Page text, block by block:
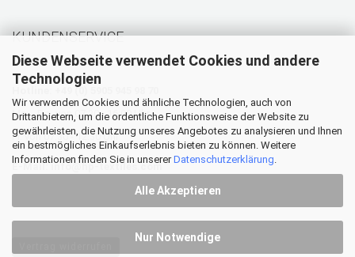
Diese Webseite verwendet Cookies und andere
Technologien
Wir verwenden Cookies und ähnliche Technologien, auch von
Drittanbietern, um die ordentliche Funktionsweise der Website zu
gewährleisten, die Nutzung unseres Angebotes zu analysieren und Ihnen
ein bestmögliches Einkaufserlebnis bieten zu können. Weitere
Informationen finden Sie in unsererDatenschutzerklärung
Alle Akzeptieren
Nur Notwendige
KUNDENSERVICE
Hotline: +49 (0) 5905 945 98 70
Mo. - Do. von 07:30 - 16:00 Uhr
Fr. von 07:30 - 12:30 Uhr
E-Mail:info@hp-textiles.com